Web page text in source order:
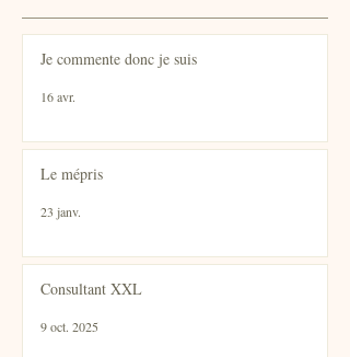
Je commente donc je suis
16 avr.
Le mépris
23 janv.
Consultant XXL
9 oct. 2025